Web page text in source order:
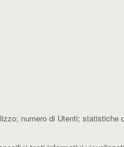
numero di Utenti; statistiche